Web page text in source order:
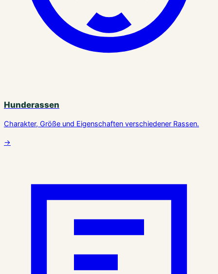
Hunderassen
Charakter, Größe und Eigenschaften verschiedener Rassen.
→